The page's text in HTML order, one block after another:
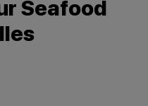
Seafood